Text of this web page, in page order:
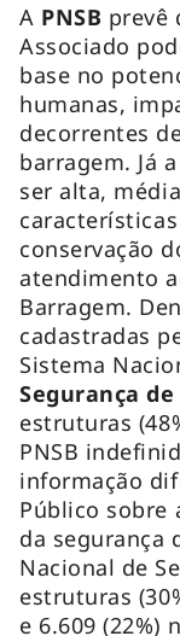
A PNSB prevê
Associado
base no
humanas,
decorrentes
barragem. Já a
ser alta,
conservação
atendimento
Barragem.
cadastradas
Sistema
Segurança
estruturas
PNSB
informação
Público sobre
da segurança
Nacional de
estruturas
e 6.609 (22%)